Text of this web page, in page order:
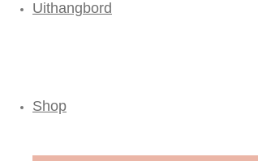
Uithangbord
Shop